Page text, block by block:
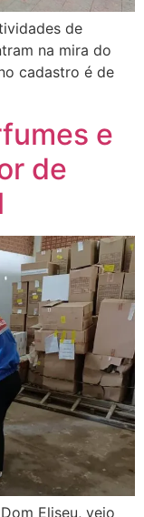
de
na mira do
cadastro é de
e
de
Eliseu, veio